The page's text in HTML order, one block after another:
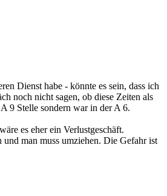
Dienst habe - könnte es sein, dass ich
noch nicht sagen, ob diese Zeiten als
9 Stelle sondern war in der A 6.
es eher ein Verlustgeschäft.
man muss umziehen. Die Gefahr ist